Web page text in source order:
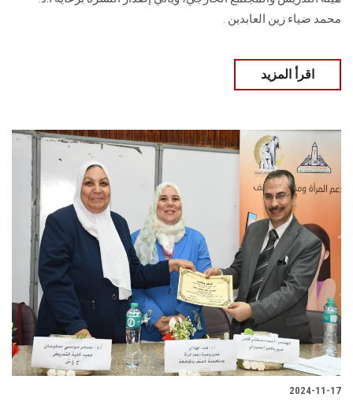
محمد ضياء زين العابدين ‏.
اقرأ المزيد
2024-11-17